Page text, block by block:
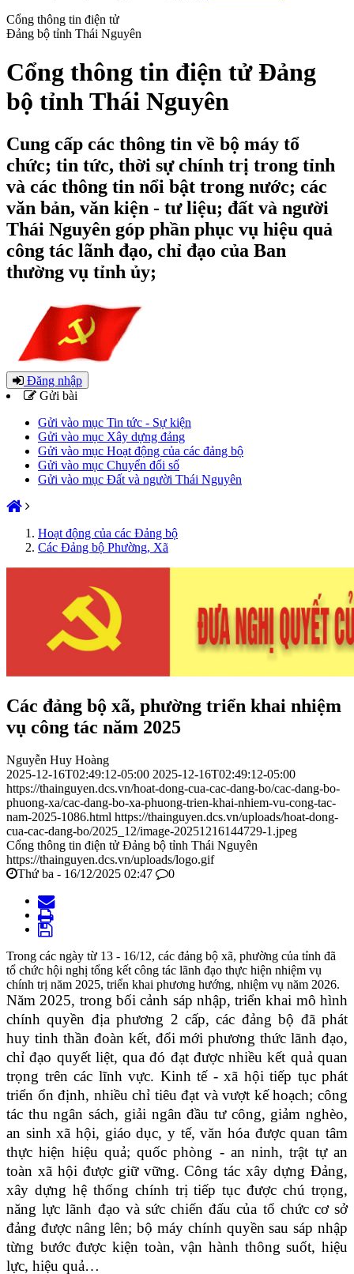
Cổng thông tin điện tử
Đảng bộ tỉnh Thái Nguyên
Cổng thông tin điện tử Đảng
bộ tỉnh Thái Nguyên
Cung cấp các thông tin về bộ máy tổ
chức; tin tức, thời sự chính trị trong tỉnh
và các thông tin nổi bật trong nước; các
văn bản, văn kiện - tư liệu; đất và người
Thái Nguyên góp phần phục vụ hiệu quả
công tác lãnh đạo, chỉ đạo của Ban
thường vụ tỉnh ủy;
Đăng nhập
Gửi bài
Gửi vào mục Tin tức - Sự kiện
Gửi vào mục Xây dựng đảng
Gửi vào mục Hoạt động của các đảng bộ
Gửi vào mục Chuyển đổi số
Gửi vào mục Đất và người Thái Nguyên
Hoạt động của các Đảng bộ
Các Đảng bộ Phường, Xã
Các đảng bộ xã, phường triển khai nhiệm
vụ công tác năm 2025
Nguyễn Huy Hoàng
2025-12-16T02:49:12-05:00 2025-12-16T02:49:12-05:00
https://thainguyen.dcs.vn/hoat-dong-cua-cac-dang-bo/cac-dang-bo-
phuong-xa/cac-dang-bo-xa-phuong-trien-khai-nhiem-vu-cong-tac-
nam-2025-1086.html https://thainguyen.dcs.vn/uploads/hoat-dong-
cua-cac-dang-bo/2025_12/image-20251216144729-1.jpeg
Cổng thông tin điện tử Đảng bộ tỉnh Thái Nguyên
https://thainguyen.dcs.vn/uploads/logo.gif
Thứ ba - 16/12/2025 02:47
0
Trong các ngày từ 13 - 16/12, các đảng bộ xã, phường của tỉnh đã
tổ chức hội nghị tổng kết công tác lãnh đạo thực hiện nhiệm vụ
chính trị năm 2025, triển khai phương hướng, nhiệm vụ năm 2026.
Năm 2025, trong bối cảnh sáp nhập, triển khai mô hình
chính quyền địa phương 2 cấp, các đảng bộ đã phát
huy tinh thần đoàn kết, đổi mới phương thức lãnh đạo,
chỉ đạo quyết liệt, qua đó đạt được nhiều kết quả quan
trọng trên các lĩnh vực. Kinh tế - xã hội tiếp tục phát
triển ổn định, nhiều chỉ tiêu đạt và vượt kế hoạch; công
tác thu ngân sách, giải ngân đầu tư công, giảm nghèo,
an sinh xã hội, giáo dục, y tế, văn hóa được quan tâm
thực hiện hiệu quả; quốc phòng - an ninh, trật tự an
toàn xã hội được giữ vững. Công tác xây dựng Đảng,
xây dựng hệ thống chính trị tiếp tục được chú trọng,
năng lực lãnh đạo và sức chiến đấu của tổ chức cơ sở
đảng được nâng lên; bộ máy chính quyền sau sáp nhập
từng bước được kiện toàn, vận hành thông suốt, hiệu
lực, hiệu quả…